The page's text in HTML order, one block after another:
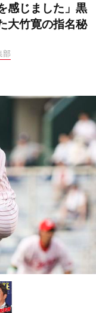
感じました」黒
大竹寛の指名秘
部